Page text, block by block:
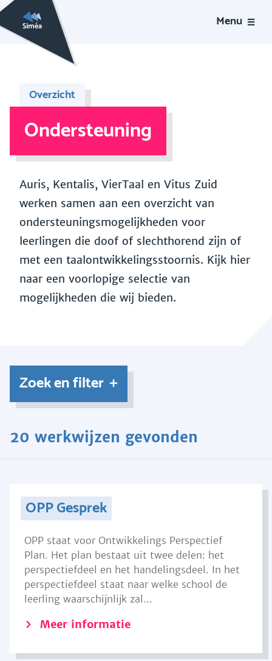
Menu
Overzicht
Ondersteuning
Auris, Kentalis, VierTaal en Vitus Zuid
werken samen aan een overzicht van
ondersteuningsmogelijkheden voor
leerlingen die doof of slechthorend zijn of
met een taalontwikkelingsstoornis. Kijk hier
naar een voorlopige selectie van
mogelijkheden die wij bieden.
Zoek en filter
20 werkwijzen gevonden
OPP Gesprek
OPP staat voor Ontwikkelings Perspectief
Plan. Het plan bestaat uit twee delen: het
perspectiefdeel en het handelingsdeel. In het
perspectiefdeel staat naar welke school de
leerling waarschijnlijk zal...
Meer informatie